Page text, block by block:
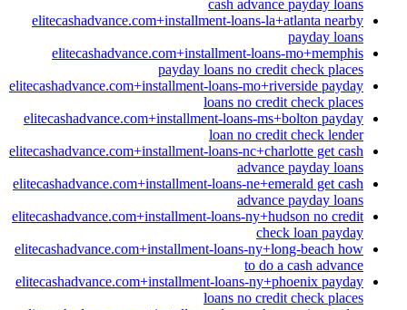
cash advance payday loans
elitecashadvance.com+installment-loans-la+atlanta nearby
payday loans
elitecashadvance.com+installment-loans-mo+memphis
payday loans no credit check places
elitecashadvance.com+installment-loans-mo+riverside payday
loans no credit check places
elitecashadvance.com+installment-loans-ms+bolton payday
loan no credit check lender
elitecashadvance.com+installment-loans-nc+charlotte get cash
advance payday loans
elitecashadvance.com+installment-loans-ne+emerald get cash
advance payday loans
elitecashadvance.com+installment-loans-ny+hudson no credit
check loan payday
elitecashadvance.com+installment-loans-ny+long-beach how
to do a cash advance
elitecashadvance.com+installment-loans-ny+phoenix payday
loans no credit check places